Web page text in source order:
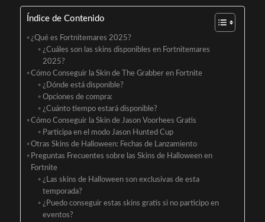
Índice de Contenido
¿Qué es Fortnitemares 2025?
¿Cuáles son las skins disponibles en Fortnitemares
2025?
Cómo Conseguir la Skin de The Grabber en Fortnite
¿Dónde está disponible?
Opciones de compra:
¿Cuánto tiempo estará disponible?
Cómo Conseguir la Skin de Jason Voorhees Gratis
Participa en el modo Jason Hunted Cup
Otras Skins de Halloween: Fechas de Lanzamiento
Preguntas Frecuentes sobre las Skins de Halloween en
Fortnite
¿Las skins de Halloween son exclusivas de esta
temporada?
¿Puedo conseguir estas skins gratis si no participo en
eventos?